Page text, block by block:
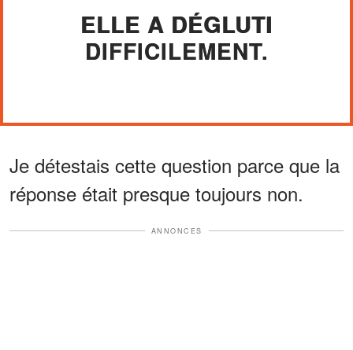
ELLE A DÉGLUTI
DIFFICILEMENT.
Je détestais cette question parce que la
réponse était presque toujours non.
ANNONCES